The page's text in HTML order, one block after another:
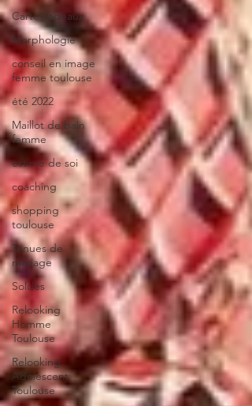
Carte cadeaux
Morphologie
conseil en image
femme toulouse
été 2022
Maillot de bain
femme
estime de soi
coaching
shopping
toulouse
Tenues de
mariage
Soldes
Relooking
Homme
Toulouse
Relooking
Adolescent
Toulouse